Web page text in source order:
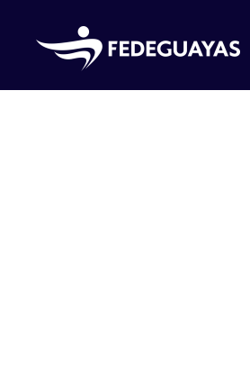
Skip to main content